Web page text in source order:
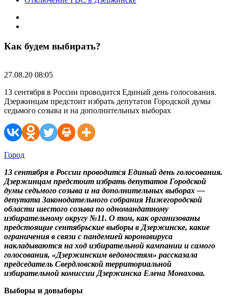
Как будем выбирать?
27.08.20 08:05
13 сентября в России проводится Единый день голосования.
Дзержинцам предстоит избрать депутатов Городской думы
седьмого созыва и на дополнительных выборах
Город
13 сентября в России проводится Единый день голосования.
Дзержинцам предстоит избрать депутатов Городской
думы седьмого созыва и на дополнительных выборах —
депутата Законодательного собрания Нижегородской
области шестого созыва по одномандатному
избирательному округу №11. О том, как организованы
предстоящие сентябрьские выборы в Дзержинске, какие
ограничения в связи с пандемией коронавируса
накладываются на ход избирательной кампании и самого
голосования, «Дзержинским ведомостям» рассказала
председатель Свердловской территориальной
избирательной комиссии Дзержинска Елена Монахова.
Выборы и довыборы